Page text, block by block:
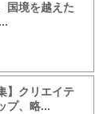
国境を越えた
】クリエイテ
プ、略...